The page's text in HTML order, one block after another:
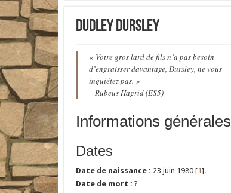
Dudley Dursley
« Votre gros lard de fils n’a pas besoin
d’engraisser davantage, Dursley, ne vous
inquiétez pas. »
– Rubeus Hagrid (ES5)
Informations générales
Dates
Date de naissance : 23 juin 1980 [1].
Date de mort : ?